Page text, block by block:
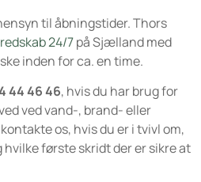
til åbningstider. Thors
24/7på Sjælland med
inden for ca. en time.
44 46 46, hvis du har brug for
ved vand-, brand- eller
os, hvis du er i tvivl om,
hvilke første skridt der er sikre at